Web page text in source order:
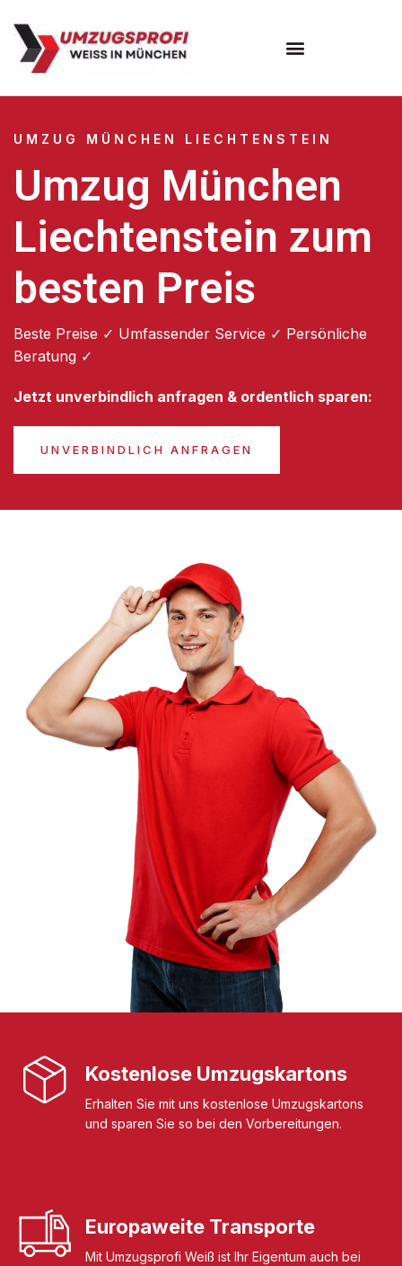
UMZUG MÜNCHEN LIECHTENSTEIN
Umzug München
Liechtenstein zum
besten Preis
Beste Preise ✓ Umfassender Service ✓ Persönliche
Beratung ✓
Jetzt unverbindlich anfragen & ordentlich sparen:
UNVERBINDLICH ANFRAGEN
Kostenlose Umzugskartons
Erhalten Sie mit uns kostenlose Umzugskartons
und sparen Sie so bei den Vorbereitungen.
Europaweite Transporte
Mit Umzugsprofi Weiß ist Ihr Eigentum auch bei